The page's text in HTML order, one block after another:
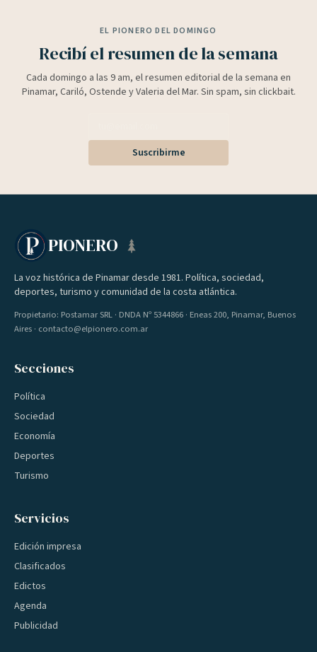
EL PIONERO DEL DOMINGO
Recibí el resumen de la semana
Cada domingo a las 9 am, el resumen editorial de la semana en
Pinamar, Cariló, Ostende y Valeria del Mar. Sin spam, sin clickbait.
Suscribirme
PIONERO
La voz histórica de Pinamar desde 1981. Política, sociedad,
deportes, turismo y comunidad de la costa atlántica.
Propietario: Postamar SRL · DNDA Nº 5344866 · Eneas 200, Pinamar, Buenos
Aires · contacto@elpionero.com.ar
Secciones
Política
Sociedad
Economía
Deportes
Turismo
Servicios
Edición impresa
Clasificados
Edictos
Agenda
Publicidad